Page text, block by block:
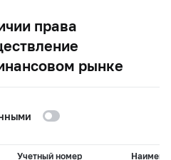
права
рынке
Учетный номер